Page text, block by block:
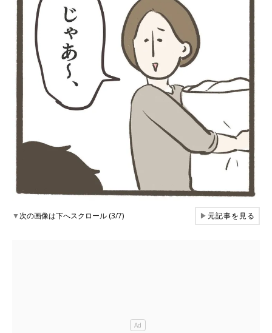
▼次の画像は下へスクロール (3/7) ▶元記事を見る